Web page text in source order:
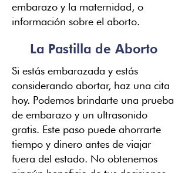
embarazo y la maternidad, o
información sobre el aborto.
La Pastilla de Aborto
Si estás embarazada y estás
considerando abortar, haz una cita
hoy. Podemos brindarte una prueba
de embarazo y un ultrasonido
gratis. Este paso puede ahorrarte
tiempo y dinero antes de viajar
fuera del estado. No obtenemos